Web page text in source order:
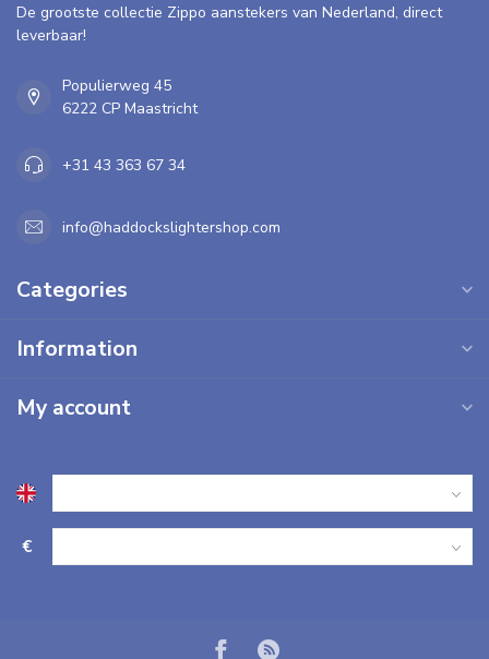
De grootste collectie Zippo aanstekers van Nederland, direct
leverbaar!
Populierweg 45
6222 CP Maastricht
+31 43 363 67 34
info@haddockslightershop.com
Categories
Information
My account
€